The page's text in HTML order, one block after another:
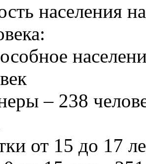
населения
– 238
от 15 до 17